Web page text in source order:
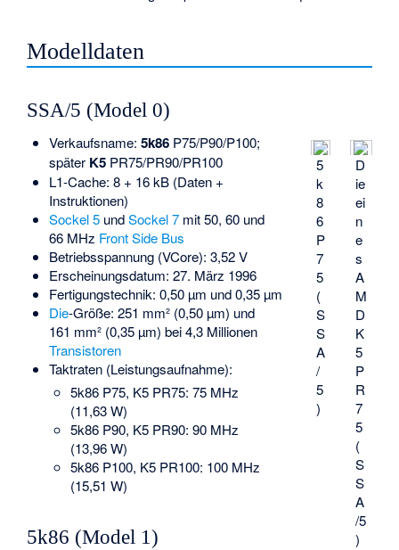
Modelldaten
SSA/5 (Model 0)
D
ie
ei
n
e
s
A
M
D
K
5
P
R
7
5
(
S
S
A
/5
)
5
k
8
6
P
7
5
(
S
S
A
/
5
)
Verkaufsname: 5k86P75/P90/P100;
später K5PR75/PR90/PR100
L1-Cache: 8 + 16 kB (Daten +
Instruktionen)
Sockel 5undSockel 7mit 50, 60 und
66 MHz Front Side Bus
Betriebsspannung (VCore): 3,52 V
Erscheinungsdatum: 27. März 1996
Fertigungstechnik: 0,50 µm und 0,35 µm
Die-Größe: 251 mm² (0,50 µm) und
161 mm² (0,35 µm) bei 4,3 Millionen
Transistoren
Taktraten (Leistungsaufnahme):
5k86 P75, K5 PR75: 75 MHz
(11,63 W)
5k86 P90, K5 PR90: 90 MHz
(13,96 W)
5k86 P100, K5 PR100: 100 MHz
(15,51 W)
5k86 (Model 1)